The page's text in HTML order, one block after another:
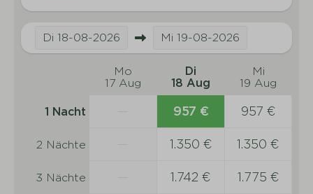
Di 18-08-2026 Mi 19-08-2026
Mo
17 Aug
Di
18 Aug
Mi
19 Aug
1 Nacht 957 € 957 €
2 Nächte 1.350 € 1.350 €
3 Nächte 1.742 € 1.775 €